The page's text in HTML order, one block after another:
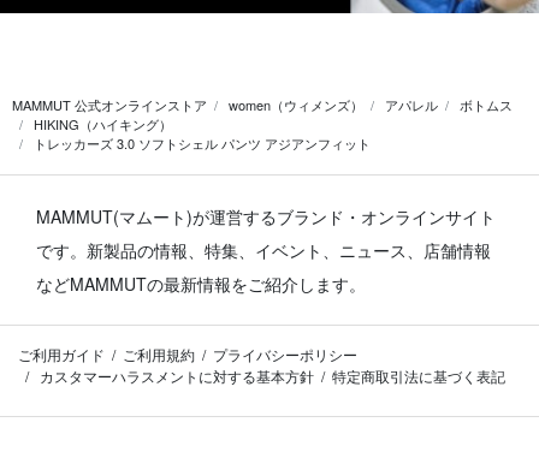
MAMMUT 公式オンラインストア women（ウィメンズ） アパレル
ボトムス
HIKING（ハイキング）
トレッカーズ 3.0 ソフトシェル パンツ アジアンフィット
MAMMUT(マムート)が運営するブランド・オンラインサイト
です。 新製品の情報、特集、イベント、ニュース、店舗情報
などMAMMUTの最新情報をご紹介します。
ご利用ガイド ご利用規約
プライバシーポリシー
カスタマーハラスメントに対する基本方針
特定商取引法に基づく表記